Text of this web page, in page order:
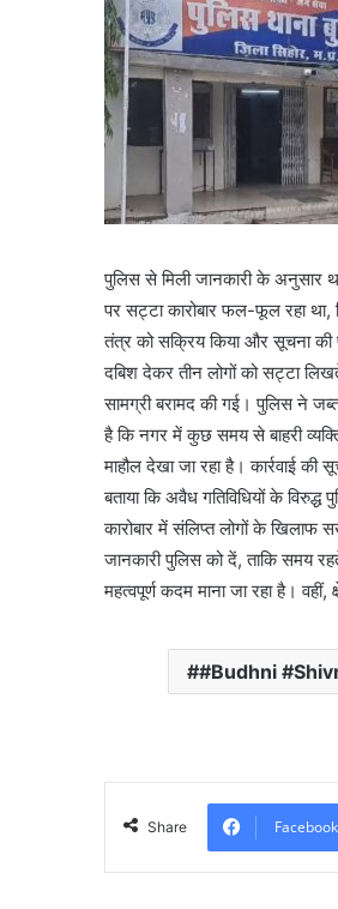
पुलिस से मिली जानकारी के अनुसार
पर सट्टा कारोबार फल-फूल रहा
तंत्र को सक्रिय किया और सूचना की
दबिश देकर तीन लोगों को सट्टा
सामग्री बरामद की गई। पुलिस ने
है कि नगर में कुछ समय से बाहरी
माहौल देखा जा रहा है। कार्रवाई
बताया कि अवैध गतिविधियों के
कारोबार में संलिप्त लोगों के खिलाफ
जानकारी पुलिस को दें, ताकि समय
महत्वपूर्ण कदम माना जा रहा है।
#Budhni
Share Facebook